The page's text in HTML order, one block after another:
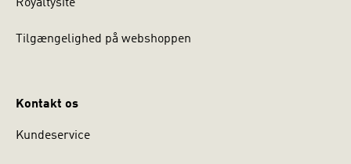
Royaltysite
Tilgængelighed på webshoppen
Kontakt os
Kundeservice